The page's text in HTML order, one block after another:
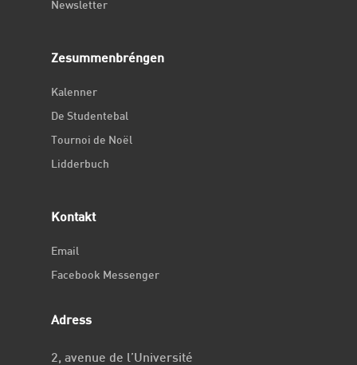
Newsletter
Zesummenbréngen
Kalenner
De Studentebal
Tournoi de Noël
Lidderbuch
Kontakt
Email
Facebook Messenger
Adress
2, avenue de l’Université